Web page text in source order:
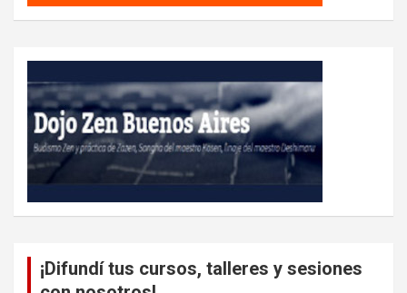
¡Difundí tus cursos, talleres y sesiones